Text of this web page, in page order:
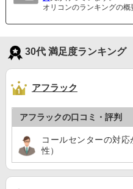
オリコンのランキングの概
30代 満足度ランキング
アフラック
アフラックの口コミ・評判
コールセンターの対
性）